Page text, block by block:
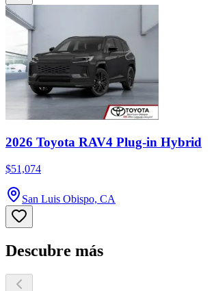
2026 Toyota RAV4 Plug-in Hybrid
$51,074
San Luis Obispo, CA
Descubre más